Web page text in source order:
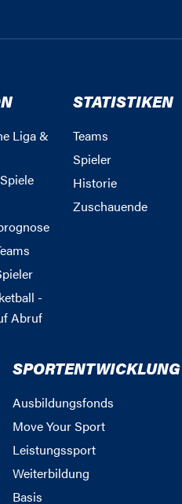
Liga &
-
Abruf
STATISTIKEN
Teams
Spieler
Historie
Zuschauende
SPORTENTWICKLUNG
Ausbildungsfonds
Move Your Sport
Leistungssport
Weiterbildung
Basis